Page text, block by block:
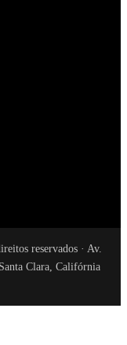
reservados · Av.
Clara, Califórnia